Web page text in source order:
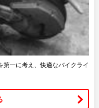
第一に考え、快適なバイクライ